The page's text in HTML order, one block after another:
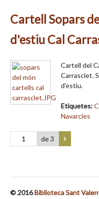
Cartell Sopars
d'estiu Cal
Cartell del
Carrasclet.
d'estiu.
Etiquetes:
Navarcles
de 3
© 2016Biblioteca Sant